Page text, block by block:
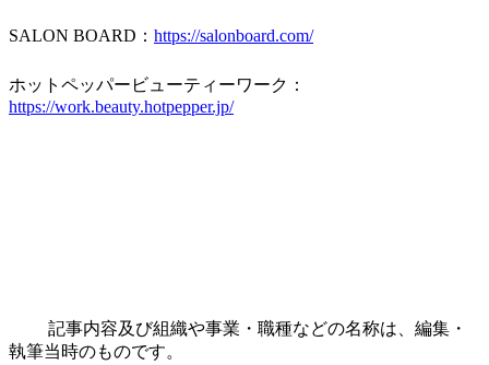
SALON BOARD： https://salonboard.com/
ホットペッパービューティーワーク：
https://work.beauty.hotpepper.jp/
記事内容及び組織や事業・職種などの名称は、編集・
執筆当時のものです。